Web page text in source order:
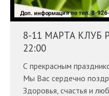
8-11 МАРТА КЛУБ
22:00
С прекрасным
Мы Вас сердечно
Здоровья, счастья и